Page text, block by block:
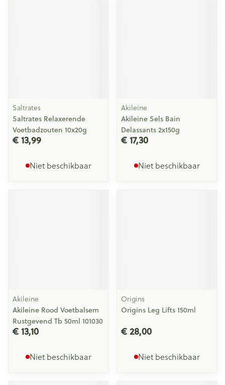
Saltrates
Saltrates Relaxerende
Voetbadzouten 10x20g
€ 13,99
Niet beschikbaar
Akileine
Akileine Sels Bain
Delassants 2x150g
€ 17,30
Niet beschikbaar
Akileine
Akileine Rood Voetbalsem
Rustgevend Tb 50ml 101030
€ 13,10
Niet beschikbaar
Origins
Origins Leg Lifts 150ml
€ 28,00
Niet beschikbaar